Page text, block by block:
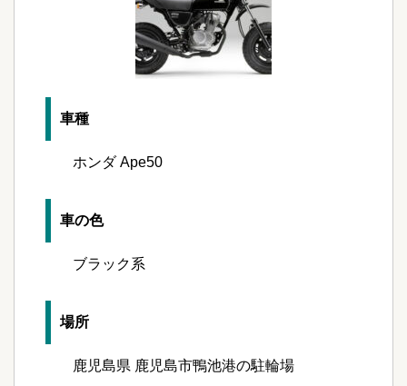
車種
ホンダ Ape50
車の色
ブラック系
場所
鹿児島県 鹿児島市鴨池港の駐輪場